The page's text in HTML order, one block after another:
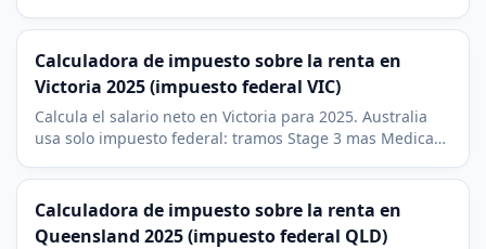
Calculadora de impuesto sobre la renta en
Victoria 2025 (impuesto federal VIC)
Calcula el salario neto en Victoria para 2025. Australia
usa solo impuesto federal: tramos Stage 3 mas Medicare
Calculadora de impuesto sobre la renta en
Queensland 2025 (impuesto federal QLD)